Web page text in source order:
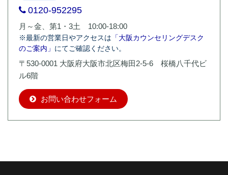
0120-952295
月～金、第1・3土 10:00-18:00
※最新の営業日やアクセスは 「大阪カウンセリングデスク
のご案内」 にてご確認ください。
〒530-0001 大阪府大阪市北区梅田2-5-6 桜橋八千代ビ
ル6階
お問い合わせフォーム